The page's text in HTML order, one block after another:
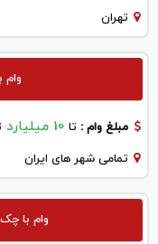
تهران
مبلغ وام : تا 10 میلیارد
تمامی شهر های ایران
وام با